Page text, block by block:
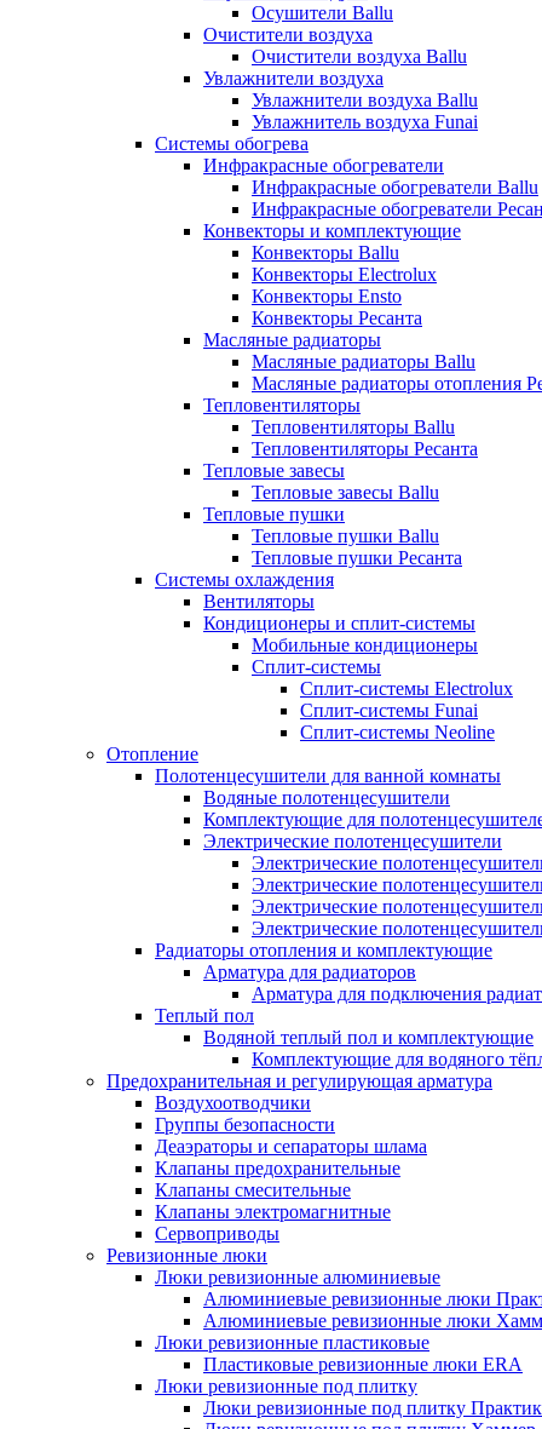
Осушители Ballu
Очистители воздуха
Очистители воздуха Ballu
Увлажнители воздуха
Увлажнители воздуха Ballu
Увлажнитель воздуха Funai
Системы обогрева
Инфракрасные обогреватели
Инфракрасные обогреватели Ballu
Инфракрасные обогреватели
Конвекторы и комплектующие
Конвекторы Ballu
Конвекторы Electrolux
Конвекторы Ensto
Конвекторы Ресанта
Масляные радиаторы
Масляные радиаторы Ballu
Масляные радиаторы отопления
Тепловентиляторы
Тепловентиляторы Ballu
Тепловентиляторы Ресанта
Тепловые завесы
Тепловые завесы Ballu
Тепловые пушки
Тепловые пушки Ballu
Тепловые пушки Ресанта
Системы охлаждения
Вентиляторы
Кондиционеры и сплит-системы
Мобильные кондиционеры
Сплит-системы
Сплит-системы Electrolux
Сплит-системы Funai
Сплит-системы Neoline
Отопление
Полотенцесушители для ванной комнаты
Водяные полотенцесушители
Комплектующие для
Электрические полотенцесушители
Электрические
Электрические
Электрические
Электрические
Радиаторы отопления и комплектующие
Арматура для радиаторов
Арматура для подключения
Теплый пол
Водяной теплый пол и комплектующие
Комплектующие для водяного
Предохранительная и регулирующая арматура
Воздухоотводчики
Группы безопасности
Деаэраторы и сепараторы шлама
Клапаны предохранительные
Клапаны смесительные
Клапаны электромагнитные
Сервоприводы
Ревизионные люки
Люки ревизионные алюминиевые
Алюминиевые ревизионные люки
Алюминиевые ревизионные люки
Люки ревизионные пластиковые
Пластиковые ревизионные люки ERA
Люки ревизионные под плитку
Люки ревизионные под плитку